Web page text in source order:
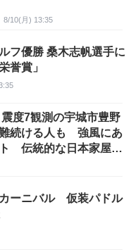
8/10(月) 13:35
フ優勝 桑木志帆選手に
誉賞」
度7観測の宇城市豊野
続ける人も 強風にあ
伝統的な日本家屋に
ーニバル 仮装パドル